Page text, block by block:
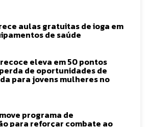
aulas gratuitas de ioga em
de saúde
eleva em 50 pontos
de oportunidades de
para jovens mulheres no
programa de
para reforçar combate ao